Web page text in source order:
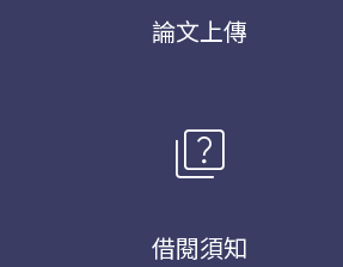
論文上傳
quiz
借閱須知